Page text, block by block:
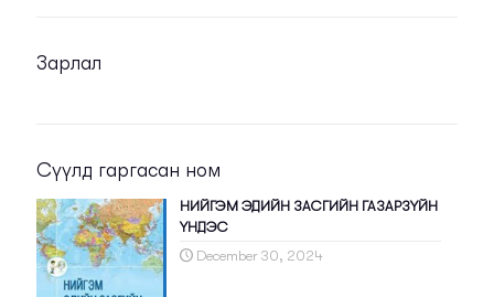
Зарлал
Сүүлд гаргасан ном
НИЙГЭМ ЭДИЙН ЗАСГИЙН ГАЗАРЗҮЙН
ҮНДЭС
December 30, 2024